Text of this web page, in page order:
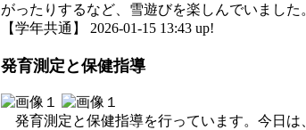
がったりするなど、雪遊びを楽しんでいました
【学年共通】 2026-01-15 13:43 up!
発育測定と保健指導
発育測定と保健指導を行っています。今日は